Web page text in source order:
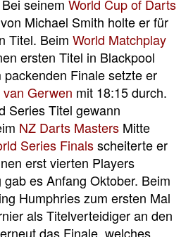
seinem World Cup of Darts
Michael Smith holte er für
Titel. Beim World Matchplay
ersten Titel in Blackpool
Finale setzte er
Gerwen mit 18:15 durch.
Series Titel gewann
NZ Darts Masters Mitte
Series Finalsscheiterte er
erst vierten Players
es Anfang Oktober. Beim
Humphries zum ersten Mal
als Titelverteidiger an den
das Finale, welches